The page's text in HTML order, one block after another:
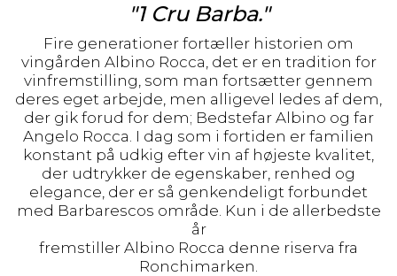
"1 Cru Barba."
Fire generationer fortæller historien om
vingården Albino Rocca, det er en tradition for
vinfremstilling, som man fortsætter gennem
deres eget arbejde, men alligevel ledes af dem,
der gik forud for dem; Bedstefar Albino og far
Angelo Rocca. I dag som i fortiden er familien
konstant på udkig efter vin af højeste kvalitet,
der udtrykker de egenskaber, renhed og
elegance, der er så genkendeligt forbundet
med Barbarescos område. Kun i de allerbedste
år
fremstiller Albino Rocca denne riserva fra
Ronchimarken.